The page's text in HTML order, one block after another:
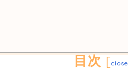
目次 [close